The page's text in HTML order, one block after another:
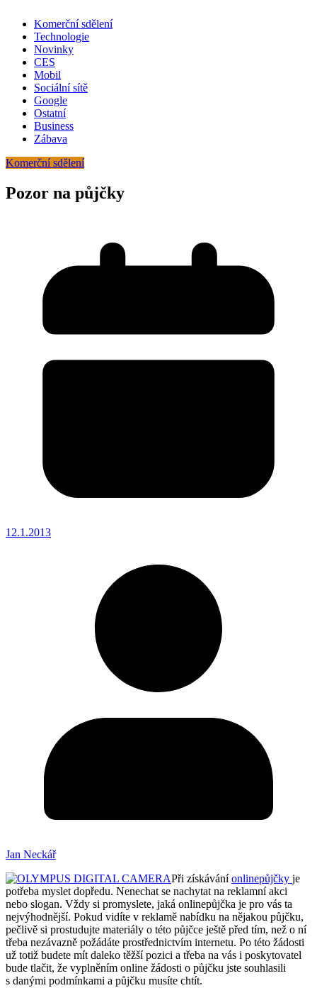
Komerční sdělení
Technologie
Novinky
CES
Mobil
Sociální sítě
Google
Ostatní
Business
Zábava
Komerční sdělení
Pozor na půjčky
12.1.2013
Jan Neckář
Při získáváníonlinepůjčky je
potřeba myslet dopředu. Nenechat se nachytat na reklamní akci
nebo slogan. Vždy si promyslete, jaká onlinepůjčka je pro vás ta
nejvýhodnější. Pokud vidíte v reklamě nabídku na nějakou půjčku,
pečlivě si prostudujte materiály o této půjčce ještě před tím, než o ní
třeba nezávazně požádáte prostřednictvím internetu. Po této žádosti
už totiž budete mít daleko těžší pozici a třeba na vás i poskytovatel
bude tlačit, že vyplněním online žádosti o půjčku jste souhlasili
s danými podmínkami a půjčku musíte chtít.